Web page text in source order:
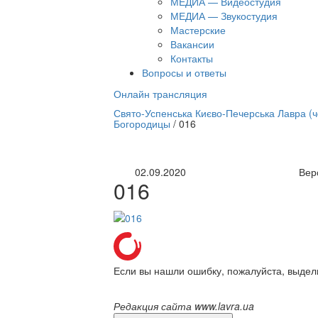
МЕДИА — Звукостудия
Мастерские
Вакансии
Контакты
Вопросы и ответы
Онлайн трансляция
12 сентября
Свято-Успенська Києво-Печерська Лавра
Богородицы / 016
02.09.2020
016
Если вы нашли ошибку, пожалуйста,
Редакция сайта www.lavra.ua